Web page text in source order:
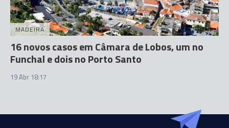
MADEIRA
16 novos casos em Câmara de Lobos, um no
Funchal e dois no Porto Santo
19 Abr 18:17